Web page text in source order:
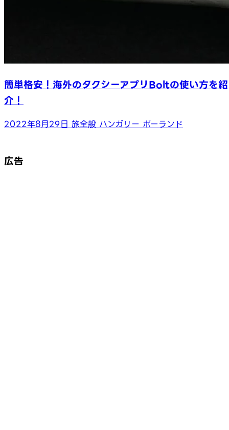
簡単格安！海外のタクシーアプリBoltの使い方を紹
介！
2022年8月29日 旅全般 ハンガリー ポーランド
広告